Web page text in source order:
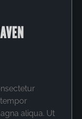
aliqua. Ut